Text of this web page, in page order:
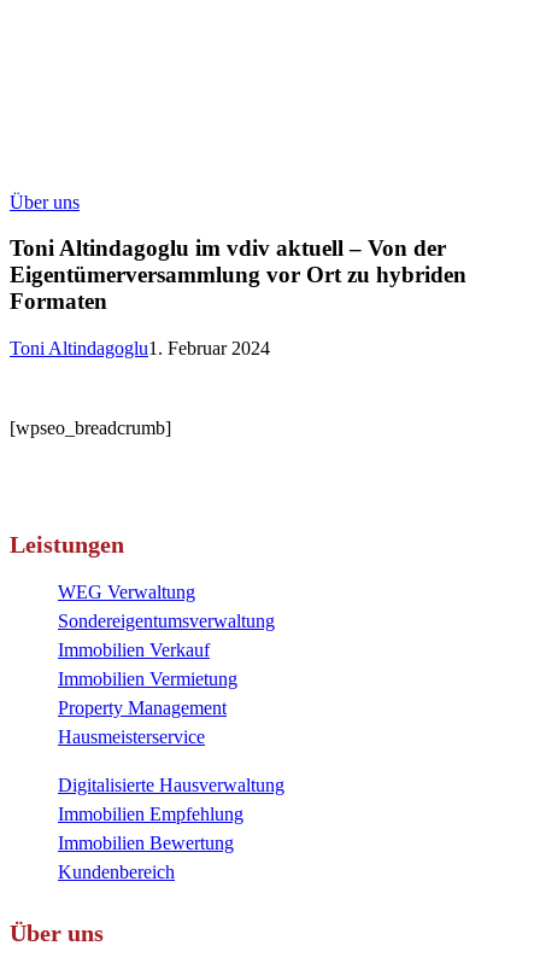
Über unsToni
im
vdiv
aktuell
–
der
zu
Toni Altindagoglu im vdiv aktuell – Von der
Eigentümerversammlung vor Ort zu hybriden
Formaten
Toni Altindagoglu1. Februar 2024
[wpseo_breadcrumb]
Leistungen
WEG Verwaltung
Sondereigentumsverwaltung
Immobilien Verkauf
Immobilien Vermietung
Property Management
Hausmeisterservice
Digitalisierte Hausverwaltung
Immobilien Empfehlung
Immobilien Bewertung
Kundenbereich
Über uns